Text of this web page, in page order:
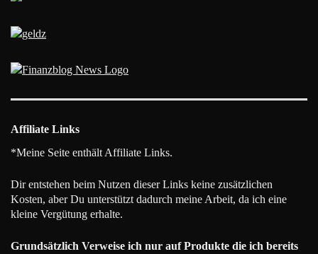
Affiliate Links
*Meine Seite enthält Affiliate Links.
Dir entstehen beim Nutzen dieser Links keine zusätzlichen
Kosten, aber Du unterstützt dadurch meine Arbeit, da ich eine
kleine Vergütung erhalte.
Grundsätzlich Verweise ich nur auf Produkte die ich bereits